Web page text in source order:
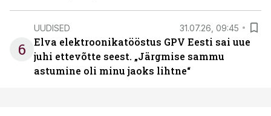
6
UUDISED 31.07.26, 09:45
Elva elektroonikatööstus GPV Eesti sai uue
juhi ettevõtte seest. „Järgmise sammu
astumine oli minu jaoks lihtne“